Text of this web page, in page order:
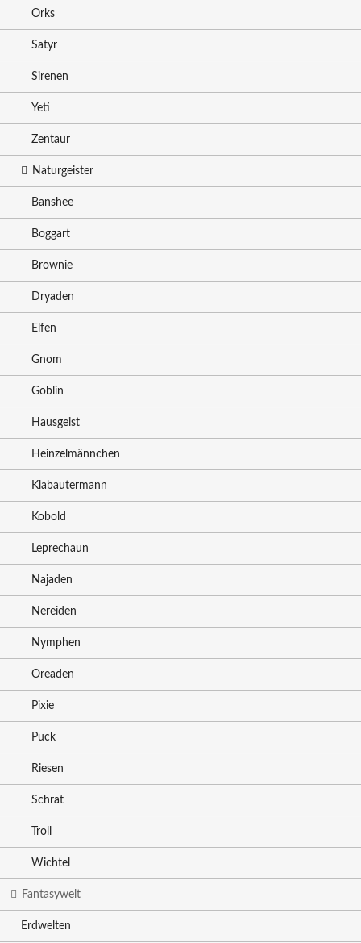
Orks
Satyr
Sirenen
Yeti
Zentaur
Naturgeister
Banshee
Boggart
Brownie
Dryaden
Elfen
Gnom
Goblin
Hausgeist
Heinzelmännchen
Klabautermann
Kobold
Leprechaun
Najaden
Nereiden
Nymphen
Oreaden
Pixie
Puck
Riesen
Schrat
Troll
Wichtel
Fantasywelt
Erdwelten